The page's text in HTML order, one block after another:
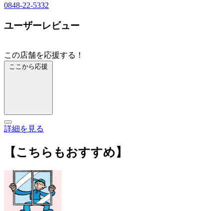
0848-22-5332
ユーザーレビュー
この店舗を応援する！
ここから応援
詳細を見る
【こちらもおすすめ】